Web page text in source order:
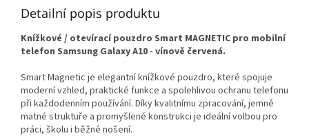
Detailní popis produktu
Knížkové / otevírací pouzdro Smart MAGNETIC pro mobilní
telefon Samsung Galaxy A10 - vínově červená.
Smart Magnetic je elegantní knížkové pouzdro, které spojuje
moderní vzhled, praktické funkce a spolehlivou ochranu telefonu
při každodenním používání. Díky kvalitnímu zpracování, jemné
matné struktuře a promyšlené konstrukci je ideální volbou pro
práci, školu i běžné nošení.